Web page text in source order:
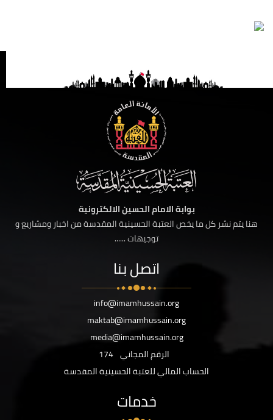
بوابة الامام الحسين الالكترونية
هنا يتم نشر كل ما يخص العتبة الحسينية المقدسة من اخبار ومشاريع و
توجيهات ......
اتصل بنا
info@imamhussain.org
maktab@imamhussain.org
media@imamhussain.org
الرقم المجاني 174
الحساب المالي للعتبة الحسينية المقدسة
خدمات